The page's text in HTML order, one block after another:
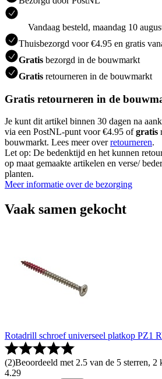
Vandaag besteld, maandag 10
Thuisbezorgd voor €4.95 en gratis
Gratis bezorgd in de bouwmarkt
Gratis retourneren in de bouwmarkt
Gratis retourneren in de
Je kunt dit artikel binnen 30 dagen na
via een PostNL-punt voor €4.95 ofgratis
bouwmarkt. Lees meer overretourneren.
Let op: De bedenktijd en het kunnen
op maat gemaakte artikelen en verse/
planten.
Meer informatie over de bezorging
Vaak samen gekocht
Rotadrill schroef universeel platkop PZ1
(2)Beoordeeld met 2.5 van de 5 sterren, 2
4.29